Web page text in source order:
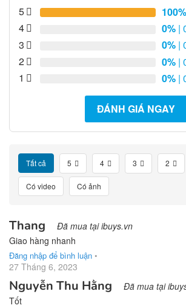
5 100%
4
0% |
3
0% |
2
0% |
1
0% |
ĐÁNH GIÁ NGAY
Tất cả 5 4 3 2
Có video Có ảnh
Thang Đã mua tại ibuys.vn
Giao hàng nhanh
Đăng nhập để bình luận •
27 Tháng 6, 2023
Nguyễn Thu Hằng Đã mua tại
Tốt